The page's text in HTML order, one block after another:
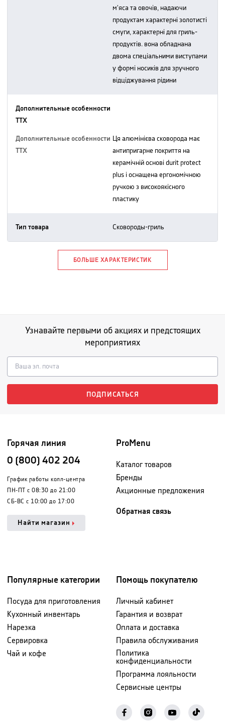
м'яса та овочів, надаючи
продуктам характерні золотисті
смуги, характерні для гриль-
продуктів. вона обладнана
двома спеціальними виступами
у формі носиків для зручного
відціджування рідини
Дополнительные особенности
ТТХ
Дополнительные особенности
ТТХ
ця алюмінієва сковорода має
антипригарне покриття на
керамічній основі durit protect
plus і оснащена ергономічною
ручкою з високоякісного
пластику
Тип товара сковороды-гриль
БОЛЬШЕ ХАРАКТЕРИСТИК
Узнавайте первыми об акциях и предстоящих
мероприятиях
ПОДПИСАТЬСЯ
Горячая линия
0 (800) 402 204
График работы колл-центра
ПН-ПТ с 08:30 до 21:00
СБ-ВС с 10:00 до 17:00
Найти магазин
ProMenu
Каталог товаров
Бренды
Акционные предложения
Обратная связь
Популярные категории
Посуда для приготовления
Кухонный инвентарь
Нарезка
Сервировка
Чай и кофе
Помощь покупателю
Личный кабинет
Гарантия и возврат
Оплата и доставка
Правила обслуживания
Политика
конфиденциальности
Программа лояльности
Сервисные центры